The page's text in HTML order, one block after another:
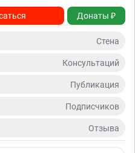
Донаты ₽
Стена
Консультаций
Публикация
Подписчиков
Отзывa